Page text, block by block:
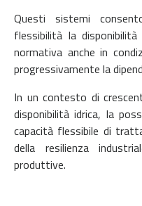
Questi sistemi
flessibilità la
normativa anche in
progressivamente la
In un contesto di
disponibilità idrica, la
capacità flessibile di
della resilienza
produttive.